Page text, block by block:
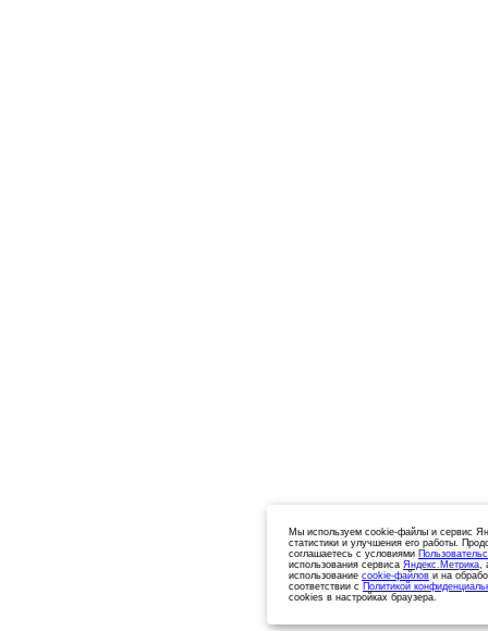
Мы используем cookie-файлы и сервис
статистики и улучшения его работы.
соглашаетесь с условиями
использования сервиса Яндекс.Метрика,
использование cookie-файлов и на
соответствии с Политикой
cookies в настройках браузера.